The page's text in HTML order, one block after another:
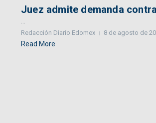
Juez admite demanda
...
Redacción Diario Edomex 8 de agosto de
Read More